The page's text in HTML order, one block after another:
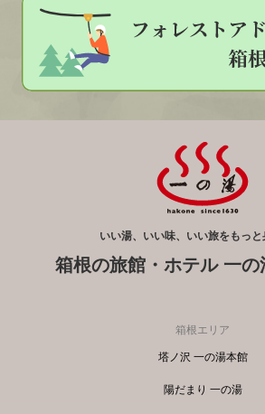
いい湯、いい味、いい旅をもっと
箱根の旅館・ホテル 一の
箱根エリア
塔ノ沢 一の湯本館
陽だまり 一の湯